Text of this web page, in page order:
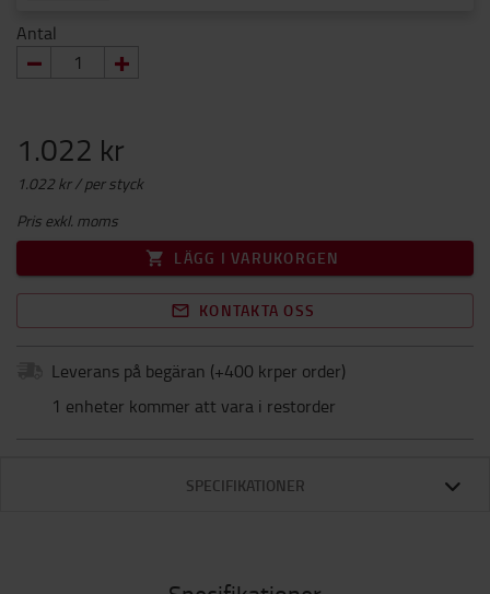
Antal
1.022 kr
1.022 kr / per styck
Pris exkl. moms
LÄGG I VARUKORGEN
KONTAKTA OSS
Leverans på begäran (+400 krper order)
1 enheter kommer att vara i restorder
SPECIFIKATIONER